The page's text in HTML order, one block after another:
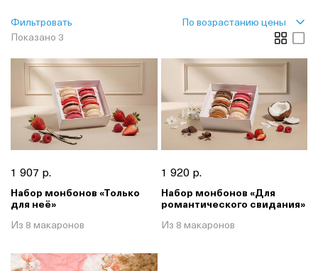
Показано 3
Фильтровать По возрастанию цены
1 907 р.
Набор монбонов «Только
для неё»
Из 8 макаронов
1 920 р.
Набор монбонов «Для
романтического свидания»
Из 8 макаронов